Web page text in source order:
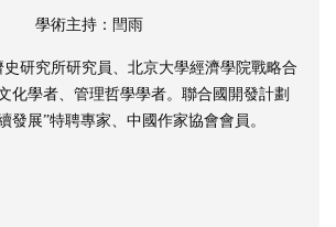
學術主持：閆雨
研究所研究員、北京大學經濟學院戰略合
化學者、管理哲學學者。聯合國開發計劃
發展”特聘專家、中國作家協會會員。